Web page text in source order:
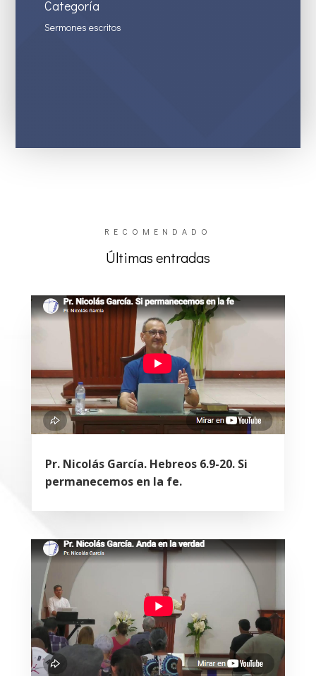
Categoría
Sermones escritos
RECOMENDADO
Últimas entradas
Pr. Nicolás García. Hebreos 6.9-20. Si
permanecemos en la fe.